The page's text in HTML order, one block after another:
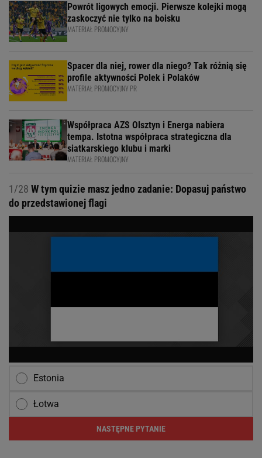
Powrót ligowych emocji. Pierwsze kolejki mogą
zaskoczyć nie tylko na boisku
MATERIAŁ PROMOCYJNY
Spacer dla niej, rower dla niego? Tak różnią się
profile aktywności Polek i Polaków
MATERIAŁ PROMOCYJNY PR
Współpraca AZS Olsztyn i Energa nabiera
tempa. Istotna współpraca strategiczna dla
siatkarskiego klubu i marki
MATERIAŁ PROMOCYJNY
1/28 W tym quizie masz jedno zadanie: Dopasuj państwo
do przedstawionej flagi
Estonia
Łotwa
NASTĘPNE PYTANIE